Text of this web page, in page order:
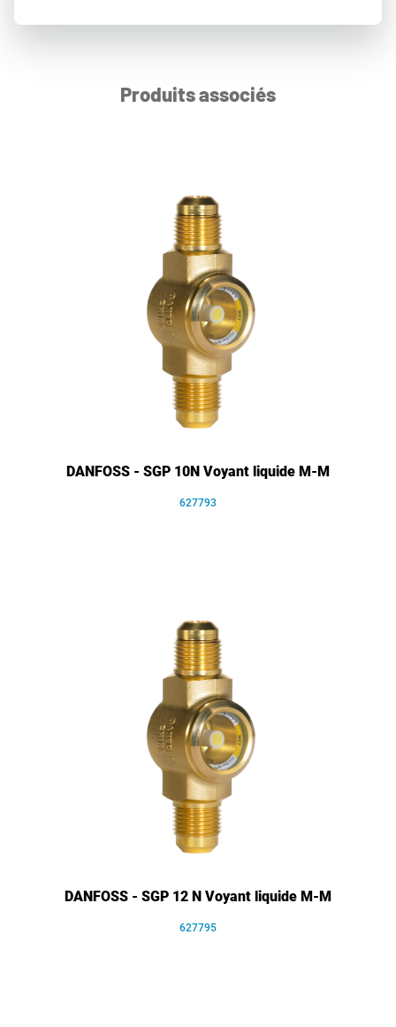
Produits associés
DANFOSS - SGP 10N Voyant liquide M-M
627793
DANFOSS - SGP 12 N Voyant liquide M-M
627795